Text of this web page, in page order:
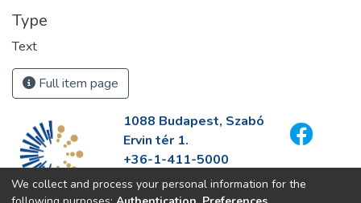
Type
Text
Full item page
1088 Budapest, Szabó
Ervin tér 1.
+36-1-411-5000
info@fszek.hu
https://fszek.hu
We collect and process your personal information for the